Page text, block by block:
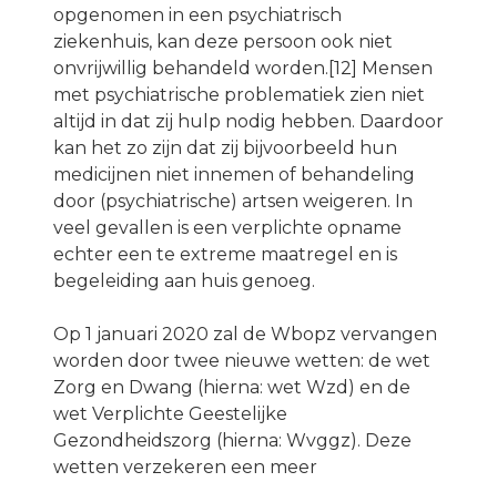
opgenomen in een psychiatrisch
ziekenhuis, kan deze persoon ook niet
onvrijwillig behandeld worden.[12] Mensen
met psychiatrische problematiek zien niet
altijd in dat zij hulp nodig hebben. Daardoor
kan het zo zijn dat zij bijvoorbeeld hun
medicijnen niet innemen of behandeling
door (psychiatrische) artsen weigeren. In
veel gevallen is een verplichte opname
echter een te extreme maatregel en is
begeleiding aan huis genoeg.
Op 1 januari 2020 zal de Wbopz vervangen
worden door twee nieuwe wetten: de wet
Zorg en Dwang (hierna: wet Wzd) en de
wet Verplichte Geestelijke
Gezondheidszorg (hierna: Wvggz). Deze
wetten verzekeren een meer